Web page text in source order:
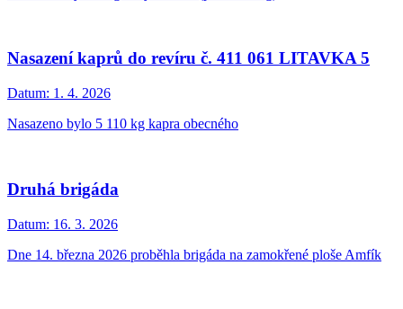
Nasazení kaprů do revíru č. 411 061 LITAVKA 5
Datum: 1. 4. 2026
Nasazeno bylo 5 110 kg kapra obecného
Druhá brigáda
Datum: 16. 3. 2026
Dne 14. března 2026 proběhla brigáda na zamokřené ploše Amfík